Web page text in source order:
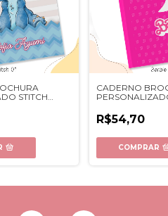
STITCH
CADERNO
R$54,70
COMPRAR